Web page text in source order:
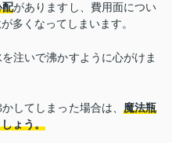
配がありますし、費用面につい
多くなってしまいます。
注いで沸かすように心がけま
してしまった場合は、 魔法瓶
ょう。